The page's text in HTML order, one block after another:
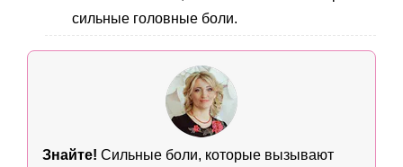
сильные головные боли.
Знайте! Сильные боли, которые вызывают